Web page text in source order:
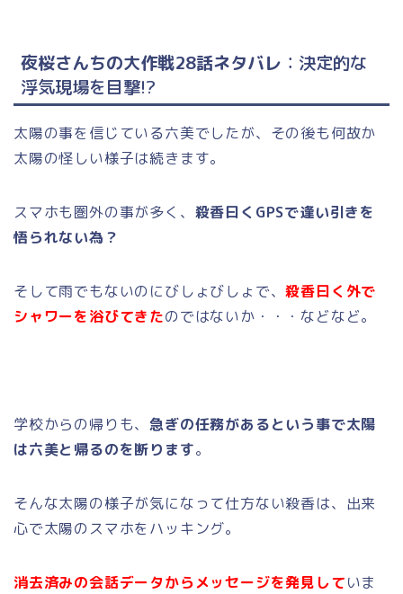
夜桜さんちの大作戦28話ネタバレ ：決定的な
浮気現場を目撃!?
太陽の事を信じている六美でしたが、その後も何故か
太陽の怪しい様子は続きます。
スマホも圏外の事が多く、 殺香曰くGPSで逢い引きを
悟られない為？
そして雨でもないのにびしょびしょで、殺香曰く外で
シャワーを浴びてきたのではないか・・・などなど。
学校からの帰りも、急ぎの任務があるという事で太陽
は六美と帰るのを断ります。
そんな太陽の様子が気になって仕方ない殺香は、出来
心で太陽のスマホをハッキング。
消去済みの会話データからメッセージを発見していま